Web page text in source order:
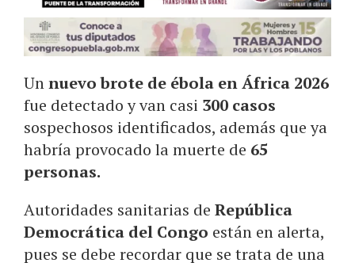
Unnuevo brote de ébola en África 2026
fue detectado y van casi 300 casos
sospechosos identificados, además que ya
habría provocado la muerte de 65
personas.
Autoridades sanitarias de República
Democrática del Congo están en alerta,
pues se debe recordar que se trata de una